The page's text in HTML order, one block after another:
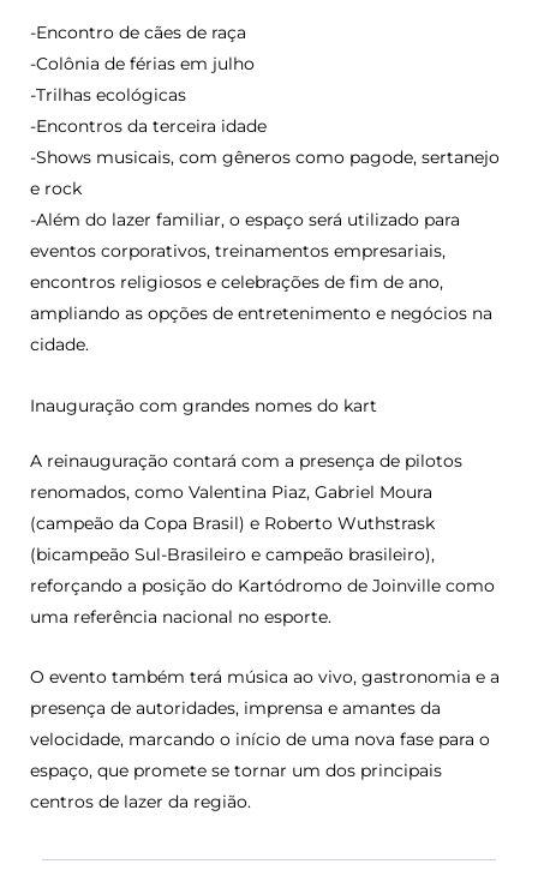
-Encontro de cães de raça
-Colônia de férias em julho
-Trilhas ecológicas
-Encontros da terceira idade
-Shows musicais, com gêneros como pagode, sertanejo
e rock
-Além do lazer familiar, o espaço será utilizado para
eventos corporativos, treinamentos empresariais,
encontros religiosos e celebrações de fim de ano,
ampliando as opções de entretenimento e negócios na
cidade.
Inauguração com grandes nomes do kart
A reinauguração contará com a presença de pilotos
renomados, como Valentina Piaz, Gabriel Moura
(campeão da Copa Brasil) e Roberto Wuthstrask
(bicampeão Sul-Brasileiro e campeão brasileiro),
reforçando a posição do Kartódromo de Joinville como
uma referência nacional no esporte.
O evento também terá música ao vivo, gastronomia e a
presença de autoridades, imprensa e amantes da
velocidade, marcando o início de uma nova fase para o
espaço, que promete se tornar um dos principais
centros de lazer da região.